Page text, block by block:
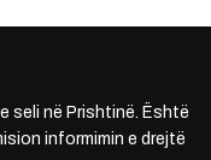
seli në Prishtinë. Është
informimin e drejtë